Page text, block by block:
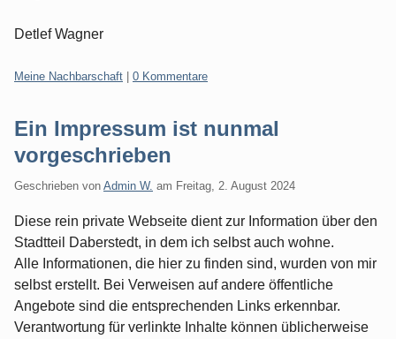
Detlef Wagner
Kategorien:
Meine Nachbarschaft 0 Kommentare
Ein Impressum ist nunmal
vorgeschrieben
Geschrieben von Admin W. am Freitag, 2. August 2024
Diese rein private Webseite dient zur Information über den
Stadtteil Daberstedt, in dem ich selbst auch wohne.
Alle Informationen, die hier zu finden sind, wurden von mir
selbst erstellt. Bei Verweisen auf andere öffentliche
Angebote sind die entsprechenden Links erkennbar.
Verantwortung für verlinkte Inhalte können üblicherweise